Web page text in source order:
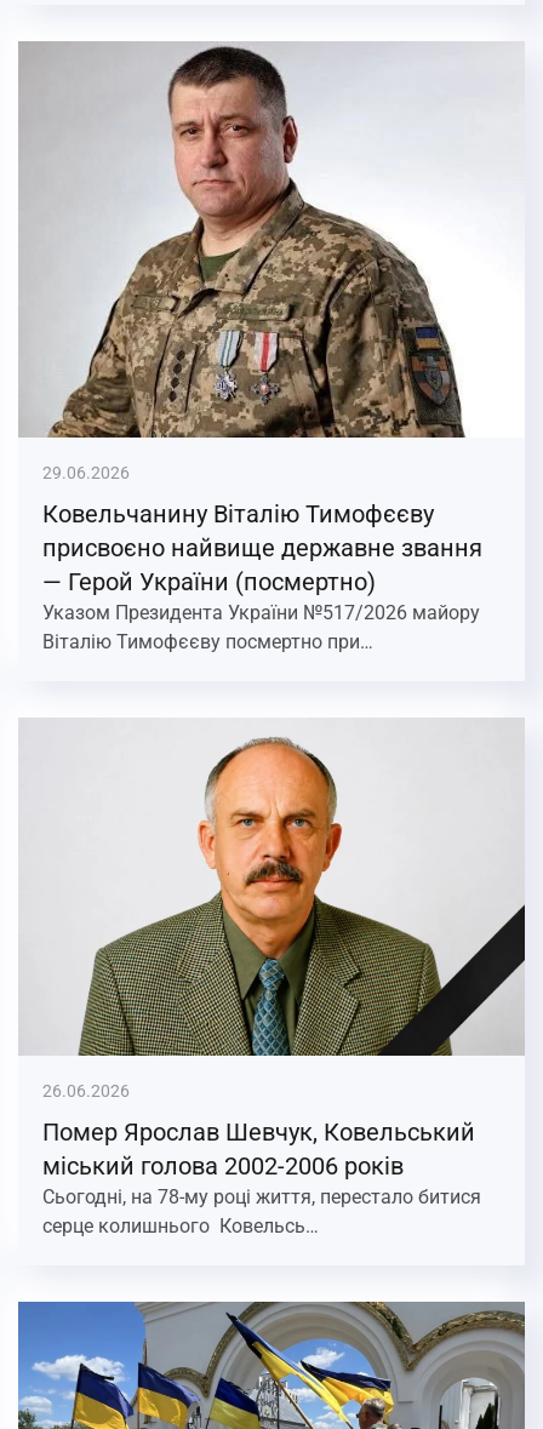
29.06.2026
Ковельчанину Віталію Тимофєєву
присвоєно найвище державне звання
— Герой України (посмертно)
Указом Президента України №517/2026 майору
Віталію Тимофєєву посмертно при…
26.06.2026
Помер Ярослав Шевчук, Ковельський
міський голова 2002-2006 років
Сьогодні, на 78-му році життя, перестало битися
серце колишнього Ковельсь…